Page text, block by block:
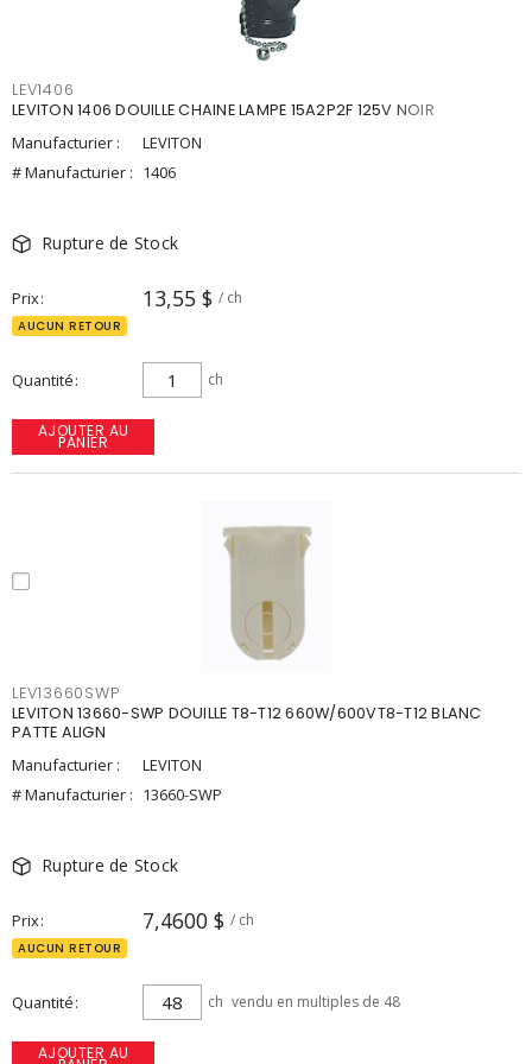
LEV1406
LEVITON 1406 DOUILLE CHAINE LAMPE 15A2P2F 125V NOIR
Manufacturier :
LEVITON
# Manufacturier : 1406
Rupture de Stock
Prix 13,55 $ / ch
AUCUN RETOUR
Quantité ch
AJOUTER AU
PANIER
LEV13660SWP
LEVITON 13660-SWP DOUILLE T8-T12 660W/600VT8-T12 BLANC
PATTE ALIGN
Manufacturier :
LEVITON
# Manufacturier : 13660-SWP
Rupture de Stock
Prix 7,4600 $ / ch
AUCUN RETOUR
Quantité ch vendu en multiples de 48
AJOUTER AU